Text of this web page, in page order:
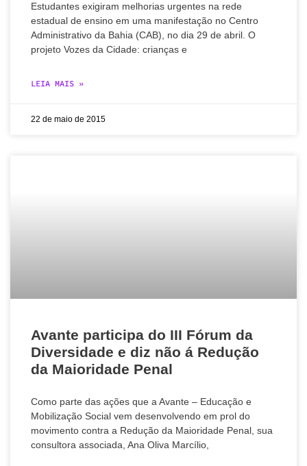
Estudantes exigiram melhorias urgentes na rede
estadual de ensino em uma manifestação no Centro
Administrativo da Bahia (CAB), no dia 29 de abril. O
projeto Vozes da Cidade: crianças e
LEIA MAIS »
22 de maio de 2015
Avante participa do III Fórum da
Diversidade e diz não á Redução
da Maioridade Penal
Como parte das ações que a Avante – Educação e
Mobilização Social vem desenvolvendo em prol do
movimento contra a Redução da Maioridade Penal, sua
consultora associada, Ana Oliva Marcílio,